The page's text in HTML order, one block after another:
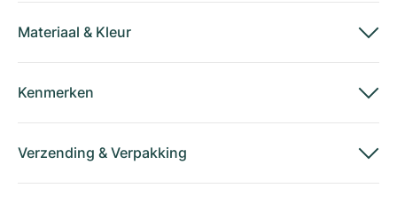
Materiaal & Kleur
Kenmerken
Verzending & Verpakking